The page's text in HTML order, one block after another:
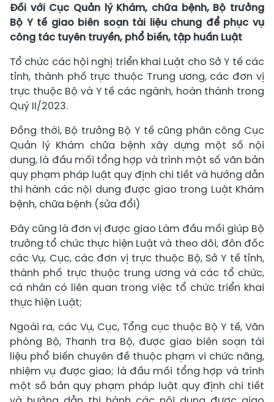
Đối với Cục Quản lý Khám, chữa bệnh, Bộ trưởng
Bộ Y tế giao biên soạn tài liệu chung để phục vụ
công tác tuyên truyền, phổ biến, tập huấn Luật
Tổ chức các hội nghị triển khai Luật cho Sở Y tế các
tỉnh, thành phố trực thuộc Trung ương, các đơn vị
trực thuộc Bộ và Y tế các ngành, hoàn thành trong
Quý II/2023.
Đồng thời, Bộ trưởng Bộ Y tế cũng phân công Cục
Quản lý Khám chữa bệnh xây dựng một số nội
dung, là đầu mối tổng hợp và trình một số văn bản
quy phạm pháp luật quy định chi tiết và hướng dẫn
thi hành các nội dung được giao trong Luật Khám
bệnh, chữa bệnh (sửa đổi)
Đây cũng là đơn vị được giao Làm đầu mối giúp Bộ
trưởng tổ chức thực hiện Luật và theo dõi, đôn đốc
các Vụ, Cục, các đơn vị trực thuộc Bộ, Sở Y tế tỉnh,
thành phố trực thuộc trung ương và các tổ chức,
cá nhân có liên quan trong việc tổ chức triển khai
thực hiện Luật;
Ngoài ra, các Vụ, Cục, Tổng cục thuộc Bộ Y tế, Văn
phòng Bộ, Thanh tra Bộ, được giao biên soạn tài
liệu phổ biến chuyên đề thuộc phạm vi chức năng,
nhiệm vụ được giao; là đầu mối tổng hợp và trình
một số bản quy phạm pháp luật quy định chi tiết